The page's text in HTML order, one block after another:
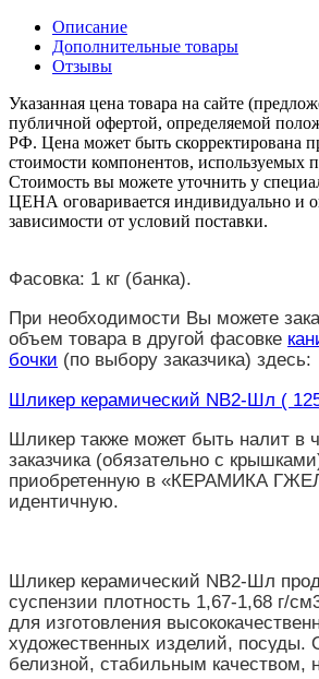
Описание
Дополнительные товары
Отзывы
Указанная цена товара на сайте
публичной офертой, определяемой
РФ. Цена может быть скорректирована
стоимости компонентов, используемых
Стоимость вы можете уточнить у
ЦЕНА оговаривается индивидуально и
зависимости от условий поставки.
Фасовка: 1 кг (банка).
При необходимости Вы можете
объем товара в другой фасовке
бочки (по выбору заказчика) здесь:
Шликер керамический NB2-Шл (
Шликер также может быть налит в
заказчика (обязательно с
приобретенную в «КЕРАМИКА
идентичную.
Шликер керамический NB2-Шл
суспензии плотность 1,67-1,68 г/
для изготовления
художественных изделий, посуды.
белизной, стабильным качеством,